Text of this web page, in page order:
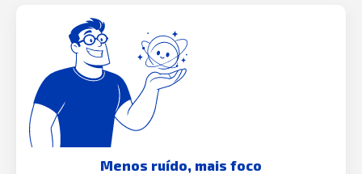
Menos ruído, mais foco